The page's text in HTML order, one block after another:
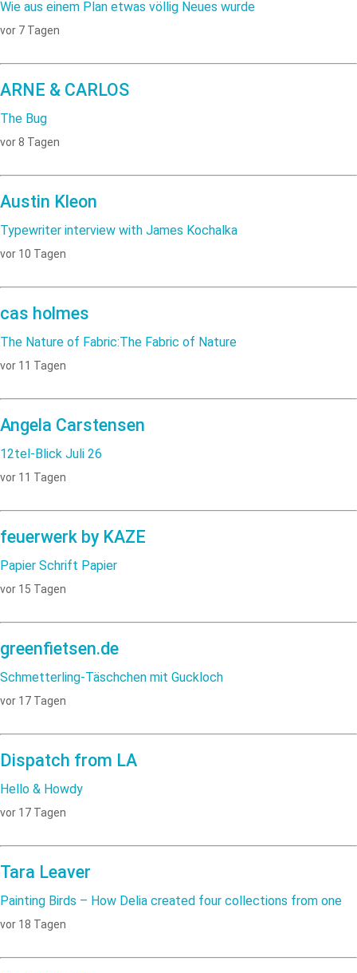
Wie aus einem Plan etwas völlig Neues wurde
vor 7 Tagen
ARNE & CARLOS
The Bug
vor 8 Tagen
Austin Kleon
Typewriter interview with James Kochalka
vor 10 Tagen
cas holmes
The Nature of Fabric:The Fabric of Nature
vor 11 Tagen
Angela Carstensen
12tel-Blick Juli 26
vor 11 Tagen
feuerwerk by KAZE
Papier Schrift Papier
vor 15 Tagen
greenfietsen.de
Schmetterling-Täschchen mit Guckloch
vor 17 Tagen
Dispatch from LA
Hello & Howdy
vor 17 Tagen
Tara Leaver
Painting Birds – How Delia created four collections from one
vor 18 Tagen